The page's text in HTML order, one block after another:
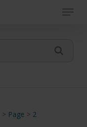
Menu
> Page > 2